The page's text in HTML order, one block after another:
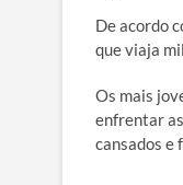
De acordo
que viaja
Os mais
enfrentar
cansados e